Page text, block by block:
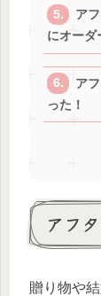
ア
にオーダ
ア
った！
アフ
贈り物や